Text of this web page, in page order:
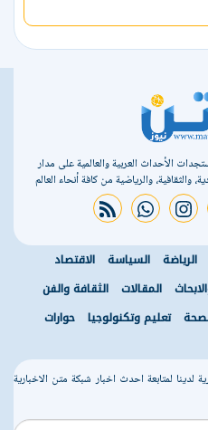
الأحداث العربية والعالمية على مدار
والثقافية، والرياضية من كافة أنحاء العالم
instagram
whatsapp
rss feed
الرياضة السياسة
الاقتصاد
المقالات
الثقافة والفن
تعليم وتكنولوجيا حوارات
لدينا لمتابعة احدث اخبار شبكة متن الاخبارية